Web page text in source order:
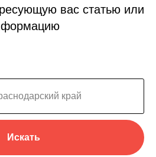
вас статью или
Искать